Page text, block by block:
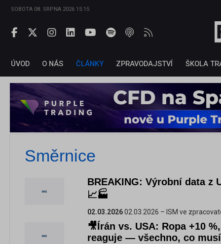
SOBOTA 08. SRPNA 2026 15:15
ÚVOD O NÁS ČLÁNKY ZPRAVODAJSTVÍ ŠKOLA
Směrnice
BREAKING: Výrobní data z
📈🏭
02.03.202602.03.2026 – ISM ve
🎥Írán vs. USA: Ropa +10
reaguje — všechno, co